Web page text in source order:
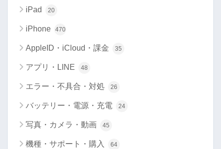
iPad 20
iPhone 470
AppleID・iCloud・課金 35
アプリ・LINE 48
エラー・不具合・対処 26
バッテリー・電源・充電 24
写真・カメラ・動画 45
機種・サポート・購入 64